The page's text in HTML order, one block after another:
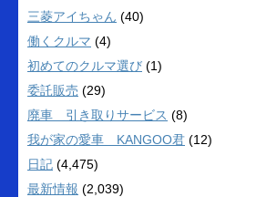
三菱アイちゃん (40)
働くクルマ (4)
初めてのクルマ選び (1)
委託販売 (29)
廃車 引き取りサービス (8)
我が家の愛車 KANGOO君 (12)
日記 (4,475)
最新情報 (2,039)